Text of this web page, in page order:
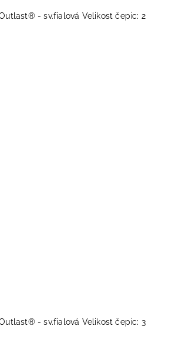
- sv.fialová Velikost čepic: 2
- sv.fialová Velikost čepic: 3